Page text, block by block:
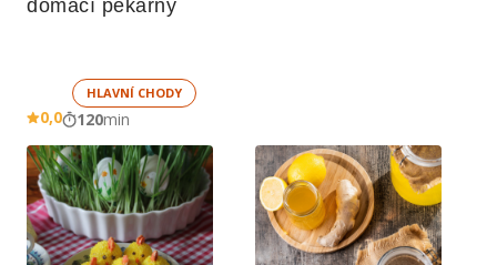
domácí pekárny
HLAVNÍ CHODY
0,0 120min